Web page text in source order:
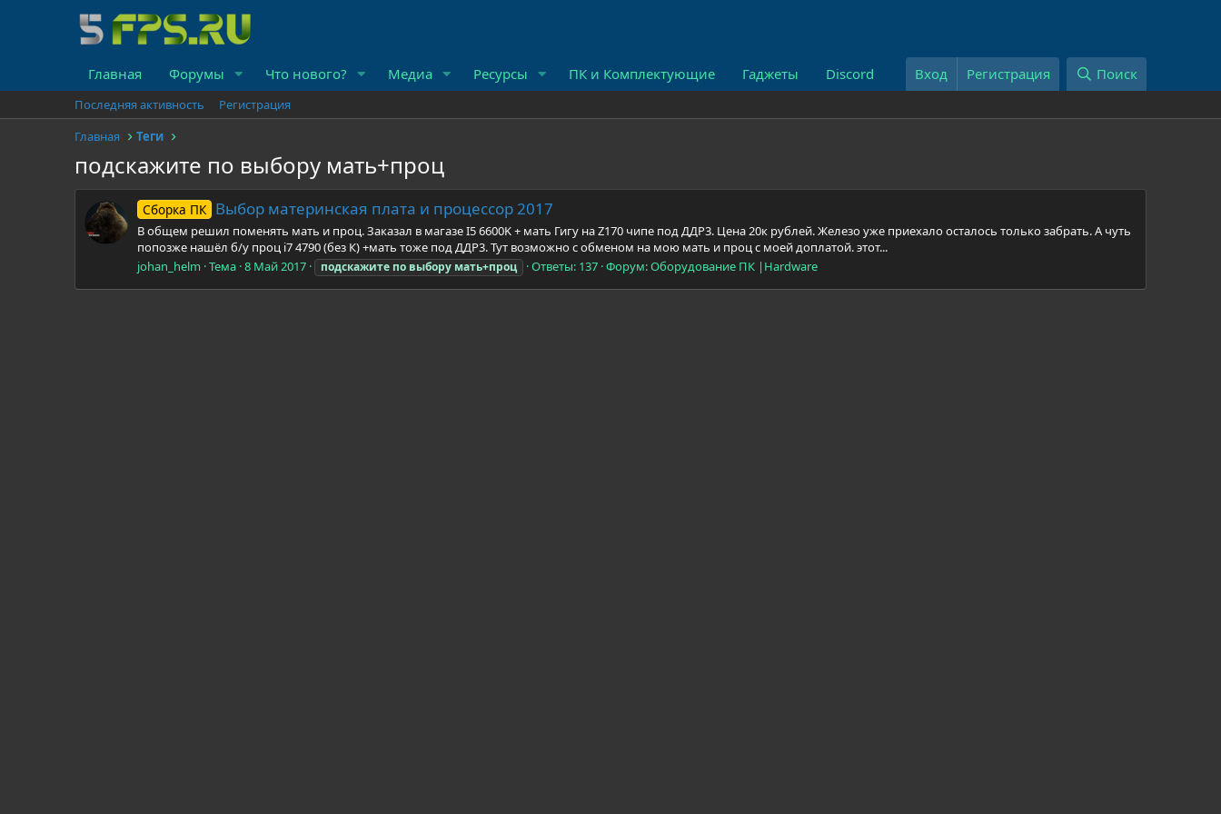
Главная Форумы Что нового? Медиа Ресурсы ПК и Комплектующие Гаджеты Discord Вход Регистрация Поиск
Последняя активность
Регистрация
Главная
Теги
подскажите по выбору мать+проц
Сборка ПК Выбор материнская плата и процессор 2017
В общем решил поменять мать и проц. Заказал в магазе I5 6600K + мать Гигу на Z170 чипе под ДДР3. Цена 20к рублей. Железо уже приехало осталось только забрать. А чуть
попозже нашёл б/у проц i7 4790 (без К) +мать тоже под ДДР3. Тут возможно с обменом на мою мать и проц с моей доплатой. этот...
johan_helm Тема 8 Май 2017 подскажите по выбору мать+проц Ответы: 137 Форум:Оборудование ПК |Hardware